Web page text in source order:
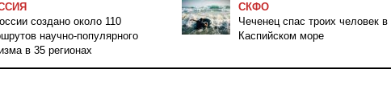
создано около 110
научно-популярного
в 35 регионах
СКФО
Чеченец спас троих человек в
Каспийском море